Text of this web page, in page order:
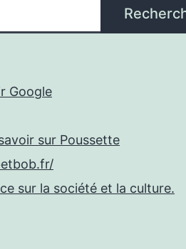
Google
sur Poussette
sur la société et la culture.